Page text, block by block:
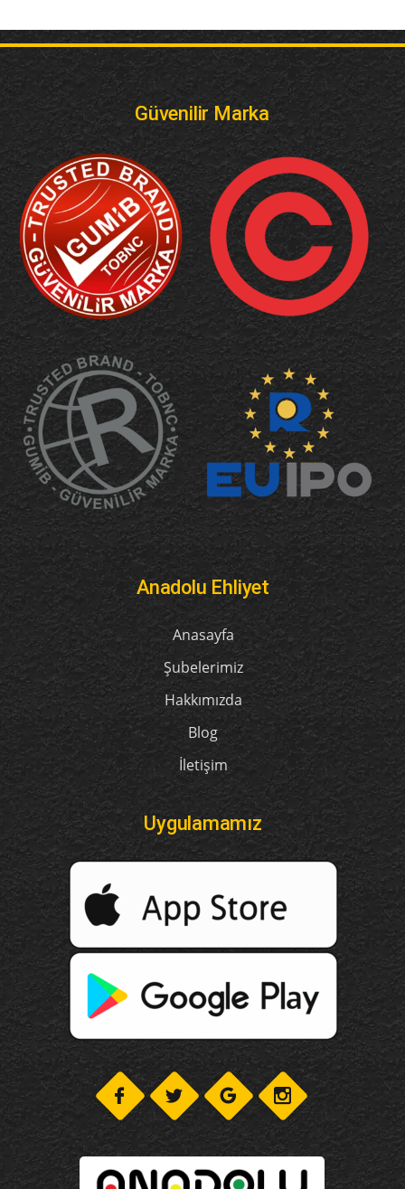
Güvenilir Marka
Anadolu Ehliyet
Anasayfa
Şubelerimiz
Hakkımızda
Blog
İletişim
Uygulamamız